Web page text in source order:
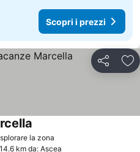
Scopri i prezzi
Condividi
la zona
km da: Ascea